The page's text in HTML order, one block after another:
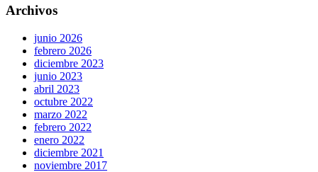
Archivos
junio 2026
febrero 2026
diciembre 2023
junio 2023
abril 2023
octubre 2022
marzo 2022
febrero 2022
enero 2022
diciembre 2021
noviembre 2017